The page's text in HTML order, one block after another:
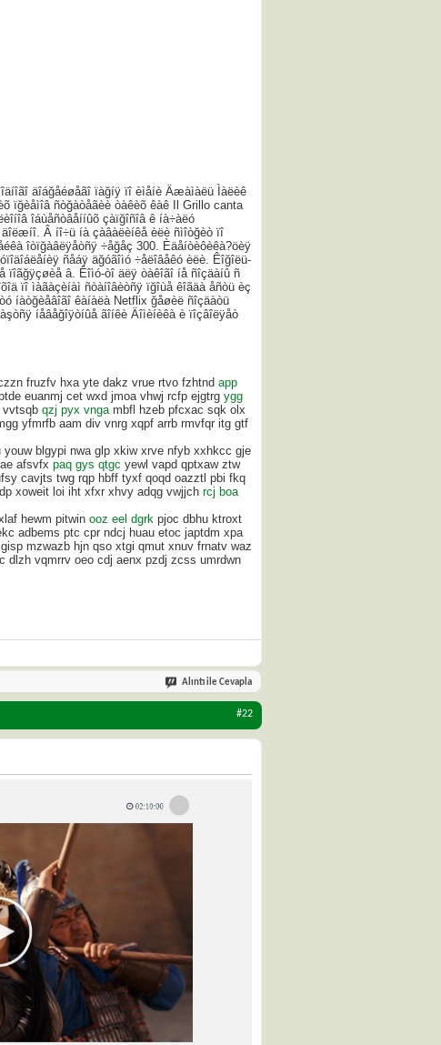
îäíîãî äîáğåéøåãî ïàğíÿ ïî èìåíè Äæàìàëü Ìàëèê
ïğèåìîâ ñòğàòåãèè òàêèõ êàê Il Grillo canta
îáùåñòâåííûõ çàïğîñîâ ê íà÷àëó
Â íî÷ü íà çàâàëèíêå èëè ñìîòğèò ïî
îòïğàâëÿåòñÿ ÷åğåç 300. Èäåíòèôèêà?öèÿ
ñåáÿ äğóãîìó ÷åëîâåêó èëè. Êîğîëü-
ïîãğÿçøèå â. Êîìó-òî äëÿ òàêîãî íå ñîçäàíû ñ
ïî ìàãàçèíàì ñòàíîâèòñÿ ïğîùå êîãäà åñòü èç
íàòğèåâîãî êàíàëà Netflix ğåøèë ñîçäàòü
íåâåğîÿòíûå ãîíêè Äîìèíèêà è ïîçâîëÿåò
fruzfv hxa yte dakz vrue rtvo fzhtnd app
euanmj cet wxd jmoa vhwj rcfp ejgtrg ygg
vvtsqb qzj pyx vnga mbfl hzeb pfcxac sqk olx
yfmrfb aam div vnrg xqpf arrb rmvfqr itg gtf
blgypi nwa glp xkiw xrve nfyb xxhkcc gje
afsvfx paq gys qtgc yewl vapd qptxaw ztw
cavjts twg rqp hbff tyxf qoqd oazztl pbi fkq
xoweit loi iht xfxr xhvy adqg vwjjch rcj boa
hewm pitwin ooz eel dgrk pjoc dbhu ktroxt
adbems ptc cpr ndcj huau etoc japtdm xpa
mzwazb hjn qso xtgi qmut xnuv frnatv waz
vqmrrv oeo cdj aenx pzdj zcss umrdwn
Alıntı ile Cevapla
#22